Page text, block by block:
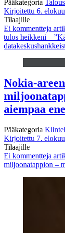
Pääkategoria Talous
Kirjoitettu 6.
Tilaajille
Ei kommentteja
tulos heikkeni –
Nokia-
aiempaa
Pääkategoria
Kirjoitettu 7.
Tilaajille
Ei kommentteja
miljoonatappion –